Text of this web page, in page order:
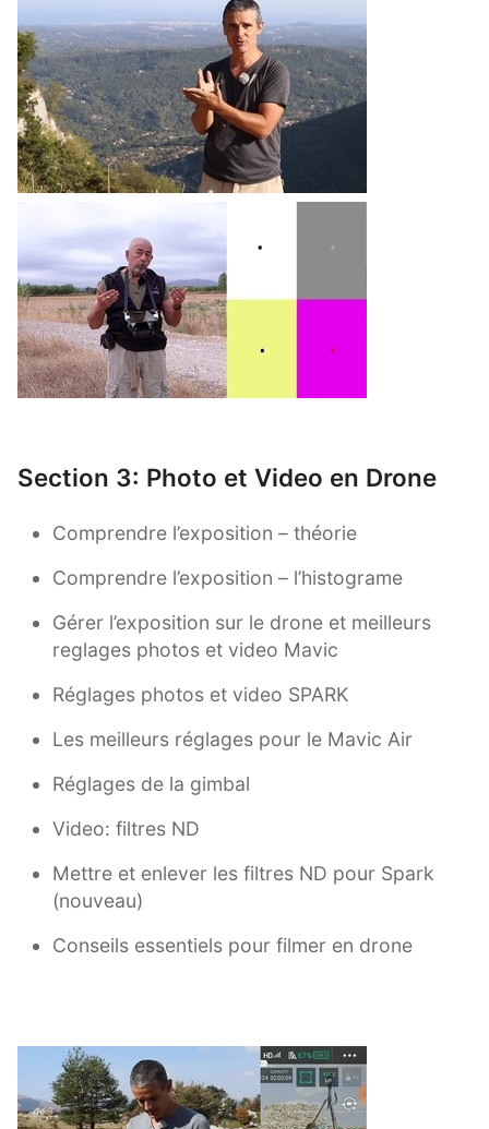
Section 3: Photo et Video en Drone
Comprendre l’exposition – théorie
Comprendre l’exposition – l’histograme
Gérer l’exposition sur le drone et meilleurs
reglages photos et video Mavic
Réglages photos et video SPARK
Les meilleurs réglages pour le Mavic Air
Réglages de la gimbal
Video: filtres ND
Mettre et enlever les filtres ND pour Spark
(nouveau)
Conseils essentiels pour filmer en drone